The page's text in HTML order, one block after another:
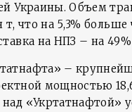
Украины. Объем
т, что на 5,3%
на НПЗ – на 49%
–
мощностью
«Укртатнафтой»